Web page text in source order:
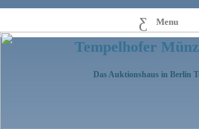
Menu
Tempelhofer
Das Auktionshaus in Berlin